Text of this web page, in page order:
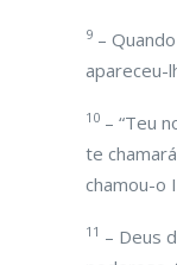
9 –
apareceu-
10 – “Teu
te
chamou-o
11 – Deus